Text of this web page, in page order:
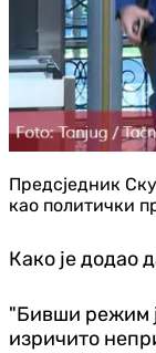
Предсједник
као политички
Како је додао
"Бивши режим
изричито